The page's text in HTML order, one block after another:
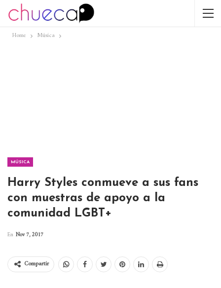
Home Música
MÚSICA
Harry Styles conmueve a sus fans
con muestras de apoyo a la
comunidad LGBT+
En Nov 7, 2017
Compartir